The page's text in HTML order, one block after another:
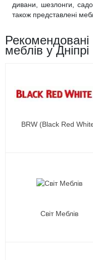
дивани, шезлонги,
також представлені
меблів у Дніпрі
BRW (Black Red
Світ Меблів